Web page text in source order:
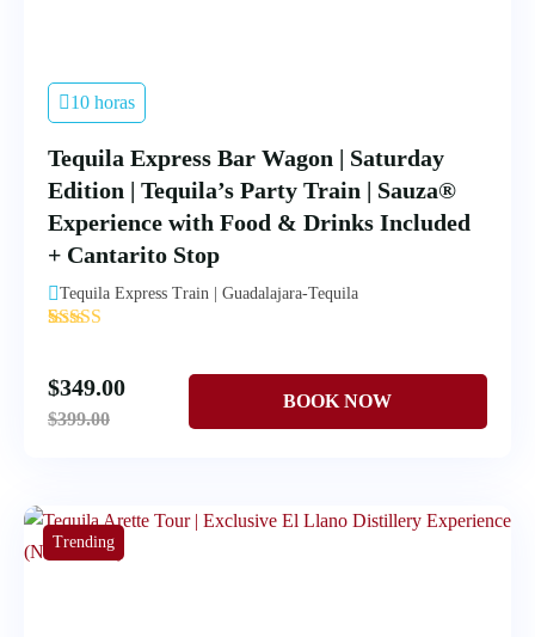
10 horas
Tequila Express Bar Wagon | Saturday
Edition | Tequila’s Party Train | Sauza®
Experience with Food & Drinks Included
+ Cantarito Stop
Tequila Express Train | Guadalajara-Tequila
'
$349.00
$399.00
Trending